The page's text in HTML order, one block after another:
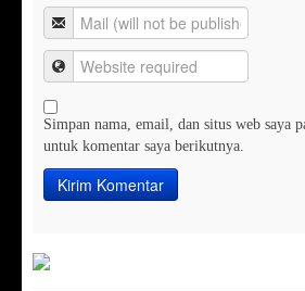
Simpan nama, email, dan situs web saya
untuk komentar saya berikutnya.